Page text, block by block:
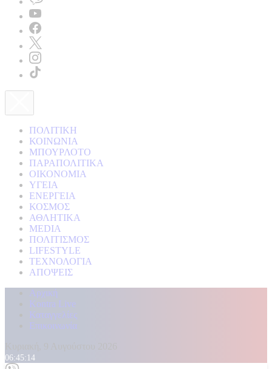
ΠΟΛΙΤΙΚΗ
ΚΟΙΝΩΝΙΑ
ΜΠΟΥΡΛΟΤΟ
ΠΑΡΑΠΟΛΙΤΙΚΑ
ΟΙΚΟΝΟΜΙΑ
ΥΓΕΙΑ
ΕΝΕΡΓΕΙΑ
ΚΟΣΜΟΣ
ΑΘΛΗΤΙΚΑ
MEDIA
ΠΟΛΙΤΙΣΜΟΣ
LIFESTYLE
ΤΕΧΝΟΛΟΓΙΑ
ΑΠΟΨΕΙΣ
Αρχική
Kontra Live
Καταγγελίες
Επικοινωνία
06:45:17